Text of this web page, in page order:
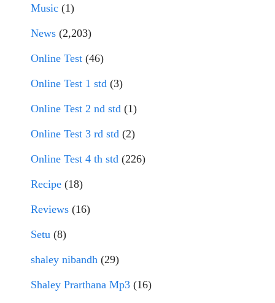
Music (1)
News (2,203)
Online Test (46)
Online Test 1 std (3)
Online Test 2 nd std (1)
Online Test 3 rd std (2)
Online Test 4 th std (226)
Recipe (18)
Reviews (16)
Setu (8)
shaley nibandh (29)
Shaley Prarthana Mp3 (16)